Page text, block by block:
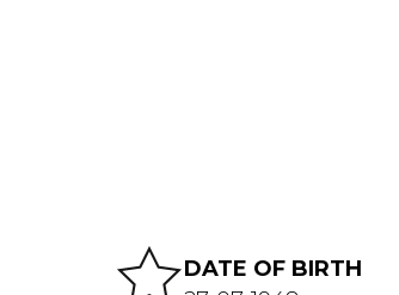
DATE OF BIRTH